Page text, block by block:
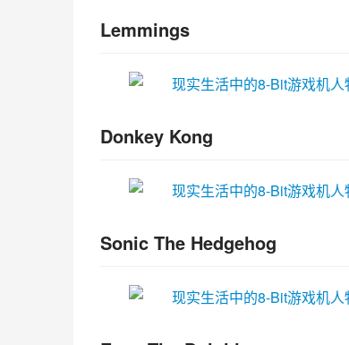
Lemmings
Donkey Kong
Sonic The Hedgehog